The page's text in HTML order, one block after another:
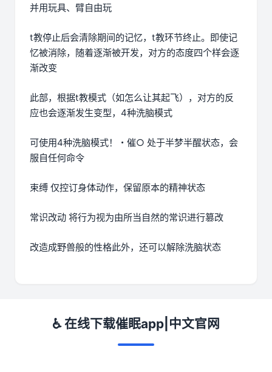
并用玩具、臂自由玩
t教停止后会清除期间的记忆，t教环节终止。即使记
忆被消除，随着逐渐被开发，对方的态度四个样会逐
渐改变
此部，根据t教模式（如怎么让其起飞），对方的反
应也会逐渐发生变型，4种洗脑模式
可使用4种洗脑模式！・催○ 处于半梦半醒状态，会
服自任何命令
束缚 仅控订身体动作，保留原本的精神状态
常识改动 将行为视为由所当自然的常识进行篡改
改造成野兽般的性格此外，还可以解除洗脑状态
♿ 在线下载催眠app|中文官网